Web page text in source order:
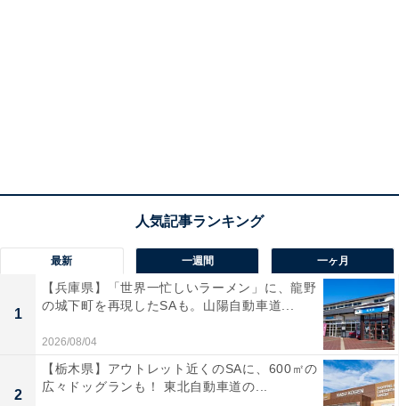
最新 一週間 一ヶ月
1
【兵庫県】「世界一忙しいラーメン」に、龍野
の城下町を再現したSAも。山陽自動車道...
2026/08/04
2
【栃木県】アウトレット近くのSAに、600㎡の
広々ドッグランも！ 東北自動車道の...